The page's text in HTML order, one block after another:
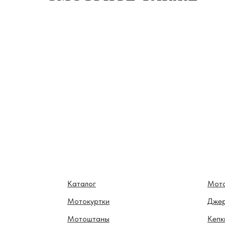
Каталог
Мотокуртки
Мотоштаны